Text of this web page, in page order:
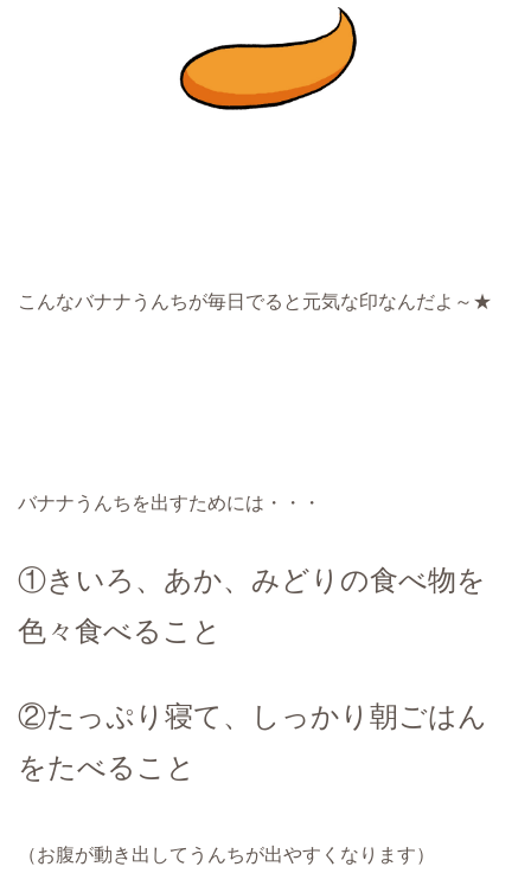
こんなバナナうんちが毎日でると元気な印なんだよ～★
バナナうんちを出すためには・・・
①きいろ、あか、みどりの食べ物を
色々食べること
②たっぷり寝て、しっかり朝ごはん
をたべること
（お腹が動き出してうんちが出やすくなります）